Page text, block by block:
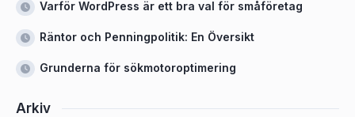
Varför WordPress är ett bra val för småföretag
Räntor och Penningpolitik: En Översikt
Grunderna för sökmotoroptimering
Arkiv